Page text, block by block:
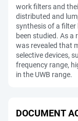
work filters and
distributed and
synthesis of a
been studied. As
was revealed that
selective devices,
frequency range,
in the UWB range.
DOCUMENT